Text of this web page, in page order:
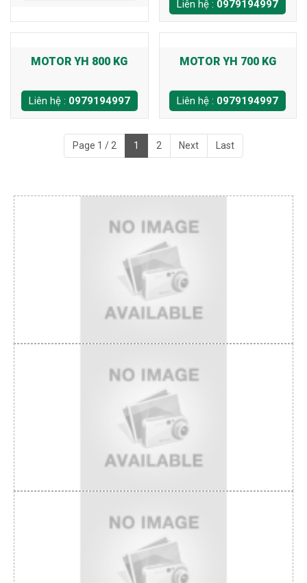
Liên hệ : 0979194997
MOTOR YH 800 KG
Liên hệ : 0979194997
MOTOR YH 700 KG
Liên hệ : 0979194997
Page 1 / 2 1 2 Next Last